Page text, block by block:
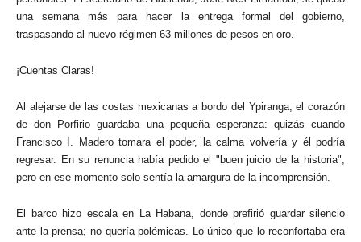
una semana más para hacer la entrega formal del gobierno,
traspasando al nuevo régimen 63 millones de pesos en oro.
¡Cuentas Claras!
Al alejarse de las costas mexicanas a bordo del Ypiranga, el corazón
de don Porfirio guardaba una pequeña esperanza: quizás cuando
Francisco I. Madero tomara el poder, la calma volvería y él podría
regresar. En su renuncia había pedido el "buen juicio de la historia",
pero en ese momento solo sentía la amargura de la incomprensión.
El barco hizo escala en La Habana, donde prefirió guardar silencio
ante la prensa; no quería polémicas. Lo único que lo reconfortaba era